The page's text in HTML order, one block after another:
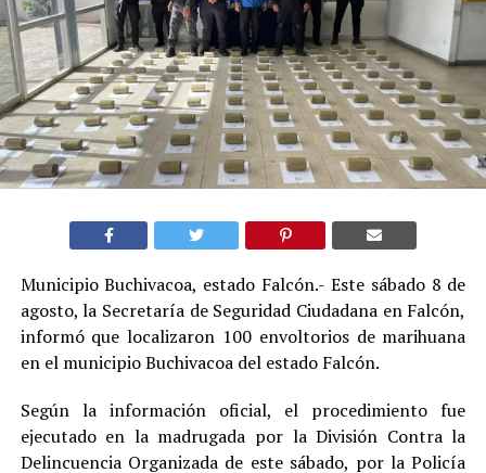
Municipio Buchivacoa, estado Falcón.- Este sábado 8 de
agosto, la Secretaría de Seguridad Ciudadana en Falcón,
informó que localizaron 100 envoltorios de marihuana
en el municipio Buchivacoa del estado Falcón.
Según la información oficial, el procedimiento fue
ejecutado en la madrugada por la División Contra la
Delincuencia Organizada de este sábado, por la Policía